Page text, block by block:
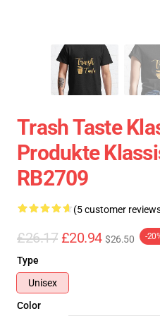
Trash Taste
Produkte
RB2709
(5 customer
£26.17 £20.94 $26.50 -
Type
Unisex
Color